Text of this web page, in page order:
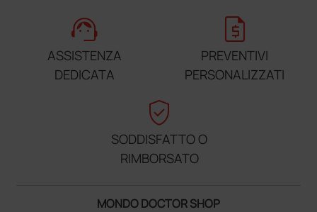
support_agent
ASSISTENZA
DEDICATA
request_quote
PREVENTIVI
PERSONALIZZATI
verified_user
SODDISFATTO O
RIMBORSATO
MONDO DOCTOR SHOP